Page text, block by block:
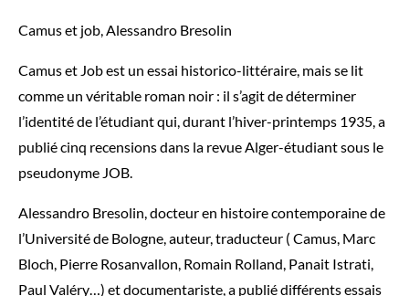
Camus et job, Alessandro Bresolin
Camus et Job est un essai historico-littéraire, mais se lit
comme un véritable roman noir : il s’agit de déterminer
l’identité de l’étudiant qui, durant l’hiver-printemps 1935, a
publié cinq recensions dans la revue Alger-étudiant sous le
pseudonyme JOB.
Alessandro Bresolin, docteur en histoire contemporaine de
l’Université de Bologne, auteur, traducteur ( Camus, Marc
Bloch, Pierre Rosanvallon, Romain Rolland, Panait Istrati,
Paul Valéry…) et documentariste, a publié différents essais